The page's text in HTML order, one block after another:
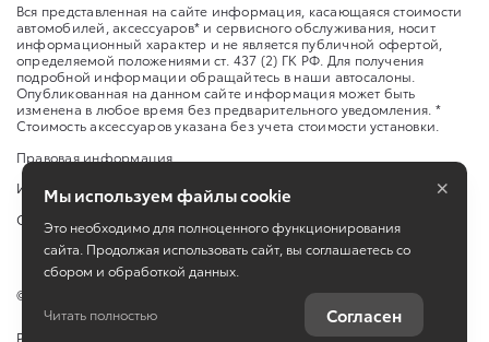
Вся представленная на сайте информация, касающаяся стоимости
автомобилей, аксессуаров* и сервисного обслуживания, носит
информационный характер и не является публичной офертой,
определяемой положениями ст. 437 (2) ГК РФ. Для получения
подробной информации обращайтесь в наши автосалоны.
Опубликованная на данном сайте информация может быть
изменена в любое время без предварительного уведомления. *
Стоимость аксессуаров указана без учета стоимости установки.
Правовая информация
Изменить настройку cookies
Сбросить cookie
©
Работает на технологиях
Мы используем файлы cookie
Это необходимо для полноценного функционирования
сайта. Продолжая использовать сайт, вы соглашаетесь со
сбором и обработкой данных.
Читать полностью Согласен
×